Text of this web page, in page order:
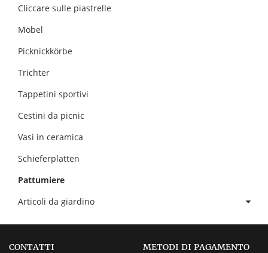
Cliccare sulle piastrelle
Möbel
Picknickkörbe
Trichter
Tappetini sportivi
Cestini da picnic
Vasi in ceramica
Schieferplatten
Pattumiere
Articoli da giardino
CONTATTI METODI DI PAGAMENTO